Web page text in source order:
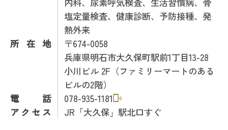
塩定量検査、健康診断、予防接種、発
熱外来
所在地
〒674-0058
兵庫県明石市大久保町駅前1丁目13-28
小川ビル 2F（ファミリーマートのある
ビルの2階）
電話
078-935-1181
アクセス
JR「大久保」駅北口すぐ